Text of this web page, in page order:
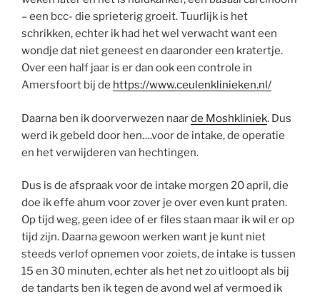
– een bcc- die sprieterig groeit. Tuurlijk is het
schrikken, echter ik had het wel verwacht want een
wondje dat niet geneest en daaronder een kratertje.
Over een half jaar is er dan ook een controle in
Amersfoort bij de https://www.ceulenklinieken.nl/
Daarna ben ik doorverwezen naarde Moshkliniek. Dus
werd ik gebeld door hen….voor de intake, de operatie
en het verwijderen van hechtingen.
Dus is de afspraak voor de intake morgen 20 april, die
doe ik effe ahum voor zover je over even kunt praten.
Op tijd weg, geen idee of er files staan maar ik wil er op
tijd zijn. Daarna gewoon werken want je kunt niet
steeds verlof opnemen voor zoiets, de intake is tussen
15 en 30 minuten, echter als het net zo uitloopt als bij
de tandarts ben ik tegen de avond wel af vermoed ik